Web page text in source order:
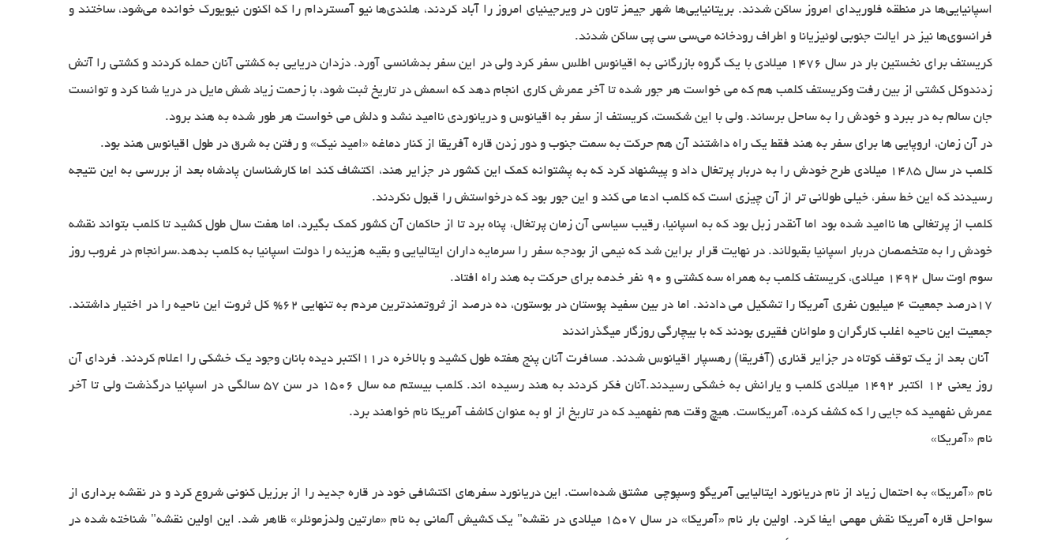
اسپانیایی‌ها در منطقه فلوریدای امروز ساکن شدند. بریتانیایی‌ها شهر جیمز تاون در ویرجینیای امروز را آباد کردند، هلندی‌ها نیو آمستردام را که اکنون نیویورک خوانده می‌شود، ساختند و
فرانسوی‌ها نیز در ایالت جنوبی لوئیزیانا و اطراف رودخانه می‌سی سی پی ساکن شدند.
كریستف برای نخستین بار در سال 1476 میلادی با یك گروه بازرگانی به اقیانوس اطلس سفر كرد ولی در این سفر بدشانسی آورد. دزدان دریایی به كشتی آنان حمله كردند و كشتی را آتش
زدندوكل كشتی از بین رفت وكریستف كلمب هم كه می خواست هر جور شده تا آخر عمرش كاری انجام دهد كه اسمش در تاریخ ثبت شود، با زحمت زیاد شش مایل در دریا شنا كرد و توانست
جان سالم به در ببرد و خودش را به ساحل برساند. ولی با این شكست، كریستف از سفر به اقیانوس و دریانوردی ناامید نشد و دلش می خواست هر طور شده به هند برود.
در آن زمان، اروپایی ها برای سفر به هند فقط یك راه داشتند آن هم حركت به سمت جنوب و دور زدن قاره آفریقا از كنار دماغه «امید نیك» و رفتن به شرق در طول اقیانوس هند بود.
كلمب در سال 1485 میلادی طرح خودش را به دربار پرتغال داد و پیشنهاد كرد كه به پشتوانه كمك این كشور در جزایر هند، اكتشاف كند اما كارشناسان پادشاه بعد از بررسی به این نتیجه
رسیدند كه این خط سفر، خیلی طولانی تر از آن چیزی است كه كلمب ادعا می كند و این جور بود كه درخواستش را قبول نكردند.
كلمب از پرتغالی ها ناامید شده بود اما آنقدر زبل بود كه به اسپانیا، رقیب سیاسی آن زمان پرتغال، پناه برد تا از حاكمان آن كشور كمك بگیرد، اما هفت سال طول كشید تا كلمب بتواند نقشه
خودش را به متخصصان دربار اسپانیا بقبولاند. در نهایت قرار براین شد كه نیمی از بودجه سفر را سرمایه داران ایتالیایی و بقیه هزینه را دولت اسپانیا به كلمب بدهد.سرانجام در غروب روز
سوم اوت سال 1492 میلادی، كریستف كلمب به همراه سه كشتی و 90 نفر خدمه برای حركت به هند راه افتاد.
17درصد جمعیت 4 میلیون نفری آمریكا را تشكیل می دادند. اما در بین سفید پوستان در بوستون، ده درصد از ثروتمندترین مردم به تنهایی 62% كل ثروت این ناحیه را در اختیار داشتند.
جمعیت این ناحیه اغلب كارگران و ملوانان فقیری بودند كه با بیچارگی روزگار میگذراندند
آنان بعد از یك توقف كوتاه در جزایر قناری (آفریقا) رهسپار اقیانوس شدند. مسافرت آنان پنج هفته طول كشید و بالاخره در11اكتبر دیده بانان وجود یك خشكی را اعلام كردند. فردای آن
روز یعنی 12 اكتبر 1492 میلادی كلمب و یارانش به خشكی رسیدند.آنان فكر كردند به هند رسیده اند. كلمب بیستم مه سال 1506 در سن 57 سالگی در اسپانیا درگذشت ولی تا آخر
عمرش نفهمید كه جایی را كه كشف كرده، آمریكاست. هیچ وقت هم نفهمید كه در تاریخ از او به عنوان كاشف آمریكا نام خواهند برد.
نام «آمریکا»
نام «آمریکا» به احتمال زیاد از نام دریانورد ایتالیایی آمریگو وسپوچی مشتق شده‌است. این دریانورد سفرهای اکتشافی خود در قاره جدید را از برزیل کنونی شروع کرد و در نقشه برداری از
سواحل قاره آمریکا نقش مهمی ایفا کرد. اولین بار نام «آمریکا» در سال ۱۵۰۷ میلادی در نقشه" یک کشیش آلمانی به نام «مارتین ولدزموئلر» ظاهر شد. این اولین نقشه" شناخته شده در